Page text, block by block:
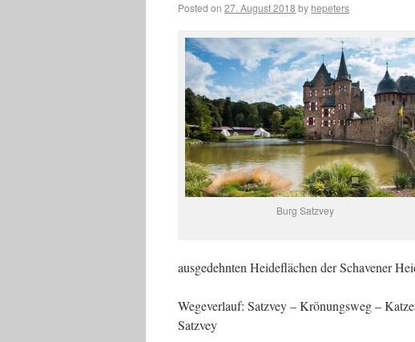
Posted on 27. August 2018 by hepeters
Burg Satzvey
ausgedehnten Heideflächen der Schavener
Wegeverlauf: Satzvey – Krönungsweg –
Satzvey